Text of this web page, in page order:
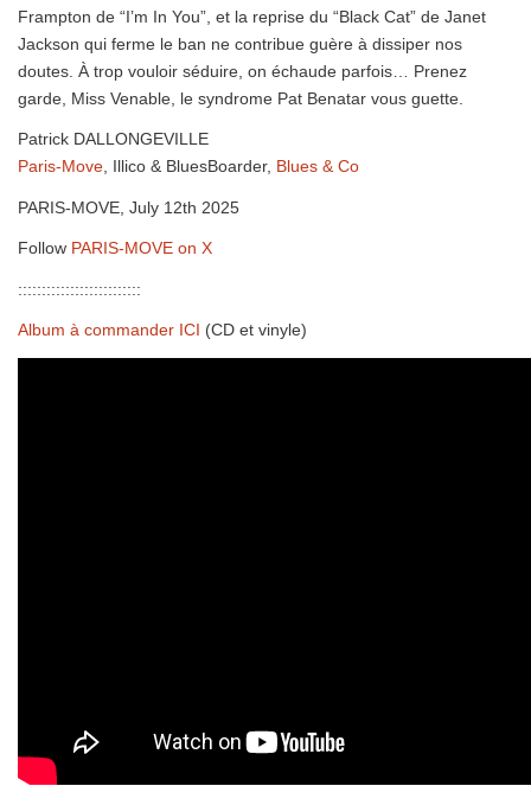
Frampton de “I’m In You”, et la reprise du “Black Cat” de Janet
Jackson qui ferme le ban ne contribue guère à dissiper nos
doutes. À trop vouloir séduire, on échaude parfois… Prenez
garde, Miss Venable, le syndrome Pat Benatar vous guette.
Patrick DALLONGEVILLE
Paris-Move , Illico & BluesBoarder, Blues & Co
PARIS-MOVE, July 12th 2025
Follow PARIS-MOVE on X
::::::::::::::::::::::::::
Album à commander ICI (CD et vinyle)